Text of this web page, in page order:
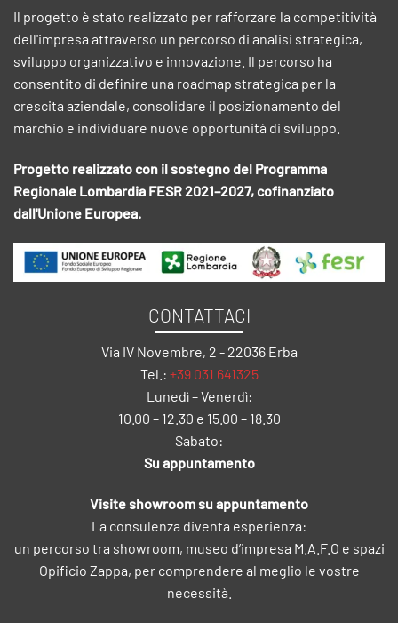
Il progetto è stato realizzato per rafforzare la competitività
dell'impresa attraverso un percorso di analisi strategica,
sviluppo organizzativo e innovazione. Il percorso ha
consentito di definire una roadmap strategica per la
crescita aziendale, consolidare il posizionamento del
marchio e individuare nuove opportunità di sviluppo.
Progetto realizzato con il sostegno del Programma
Regionale Lombardia FESR 2021–2027, cofinanziato
dall'Unione Europea.
CONTATTACI
Via IV Novembre, 2 - 22036 Erba
Tel.: +39 031 641325
Lunedì – Venerdì:
10.00 – 12.30 e 15.00 – 18.30
Sabato:
Su appuntamento
Visite showroom su appuntamento
La consulenza diventa esperienza:
un percorso tra showroom, museo d’impresa M.A.F.O e spazi
Opificio Zappa, per comprendere al meglio le vostre
necessità.